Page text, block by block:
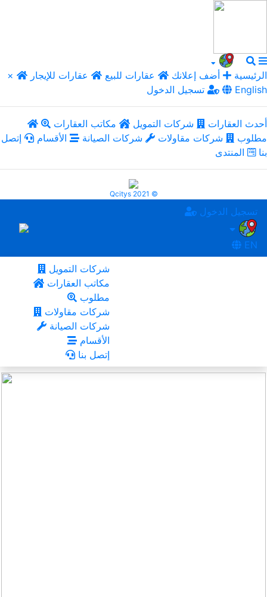
× الرئيسية أضف إعلانك عقارات للبيع
عقارات للإيجار
تسجيل الدخول
English
أحدث العقارات شركات التمويل
مكاتب العقارات
مطلوب
شركات مقاولات شركات الصيانة الأقسام
إتصل
بنا
المنتدى
Qcitys 2021 ©
تسجيل الدخول
EN
شركات التمويل
مكاتب العقارات
مطلوب
شركات مقاولات
شركات الصيانة
الأقسام
إتصل بنا